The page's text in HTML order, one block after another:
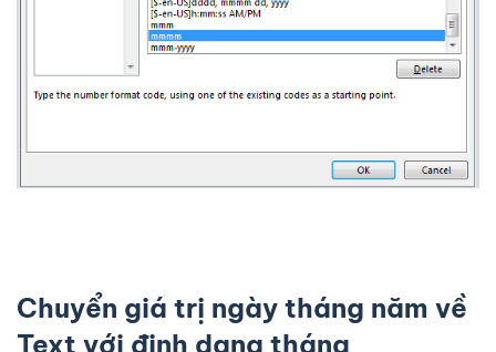
Chuyển giá trị ngày tháng năm về
Text với định dạng tháng